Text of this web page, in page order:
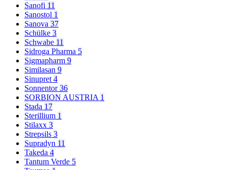
Sanofi 11
Sanostol 1
Sanova 37
Schülke 3
Schwabe 11
Sidroga Pharma 5
Sigmapharm 9
Similasan 9
Sinupret 4
Sonnentor36
SORBION AUSTRIA 1
Stada 17
Sterillium 1
Stilaxx 3
Strepsils 3
Supradyn 11
Takeda 4
Tantum Verde 5